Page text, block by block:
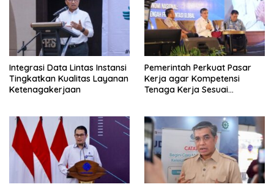
Integrasi Data Lintas Instansi
Tingkatkan Kualitas Layanan
Ketenagakerjaan
Pemerintah Perkuat Pasar
Kerja agar Kompetensi
Tenaga Kerja Sesuai